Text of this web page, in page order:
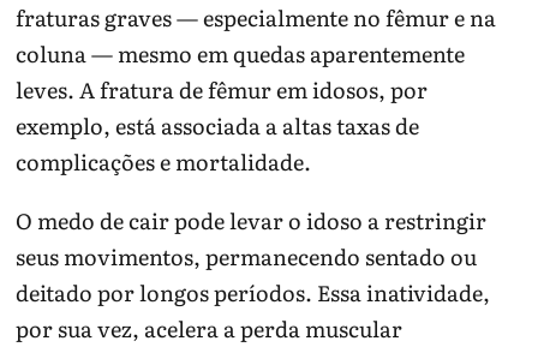
fraturas graves — especialmente no fêmur e na
coluna — mesmo em quedas aparentemente
leves. A fratura de fêmur em idosos, por
exemplo, está associada a altas taxas de
complicações e mortalidade.
O medo de cair pode levar o idoso a restringir
seus movimentos, permanecendo sentado ou
deitado por longos períodos. Essa inatividade,
por sua vez, acelera a perda muscular